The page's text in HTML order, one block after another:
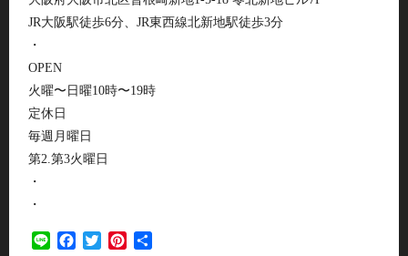
JR大阪駅徒歩6分、JR東西線北新地駅徒歩3分
・
OPEN
火曜〜日曜10時〜19時
定休日
毎週月曜日
第2.第3火曜日
・
・
Line FacebookTwitterPinterest